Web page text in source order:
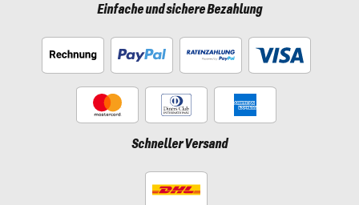
Einfache und sichere Bezahlung
Schneller Versand